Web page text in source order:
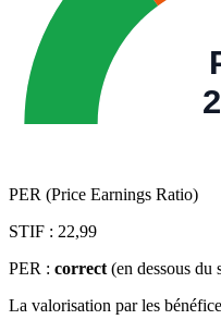
PER (Price Earnings Ratio)
STIF : 22,99
PER : correct (en dessous du
La valorisation par les